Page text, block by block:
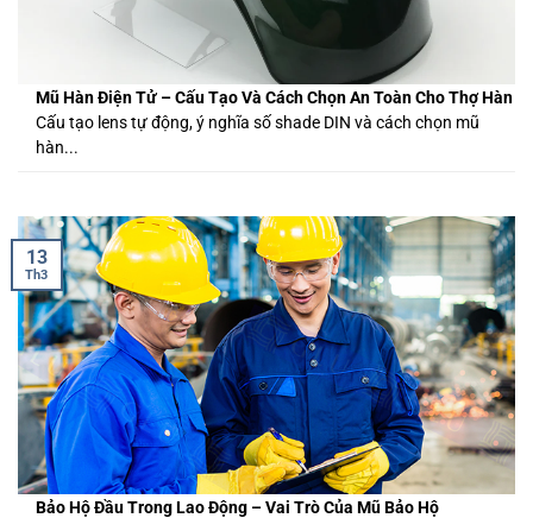
Mũ Hàn Điện Tử – Cấu Tạo Và Cách Chọn An Toàn Cho Thợ Hàn
Cấu tạo lens tự động, ý nghĩa số shade DIN và cách chọn mũ
hàn...
Bảo Hộ Đầu Trong Lao Động – Vai Trò Của Mũ Bảo Hộ
13
Th3